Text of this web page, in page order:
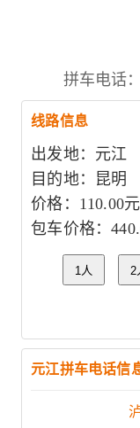
拼车电话：
线路信息
出发地：元江
目的地：昆明
价格：110.00
包车价格：
1人 2
元江拼车电话信